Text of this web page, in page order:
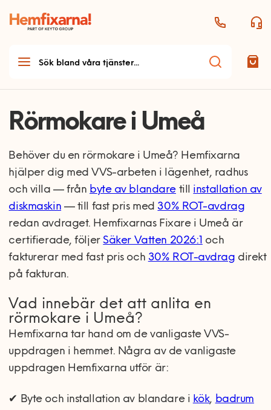
Rörmokare i Umeå
Behöver du en rörmokare i Umeå? Hemfixarna
hjälper dig med VVS-arbeten i lägenhet, radhus
och villa — från byte av blandaretill installation av
diskmaskin — till fast pris med 30% ROT-avdrag
redan avdraget. Hemfixarnas Fixare i Umeå är
certifierade, följerSäker Vatten 2026:1 och
fakturerar med fast pris och 30% ROT-avdrag direkt
på fakturan.
Vad innebär det att anlita en
rörmokare i Umeå?
Hemfixarna tar hand om de vanligaste VVS-
uppdragen i hemmet. Några av de vanligaste
uppdragen Hemfixarna utför är:
✔ Byte och installation av blandare i kök, badrum